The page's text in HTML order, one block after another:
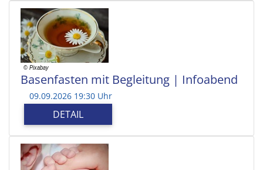
Basenfasten mit Begleitung | Infoabend
09.09.2026 19:30 Uhr
DETAIL